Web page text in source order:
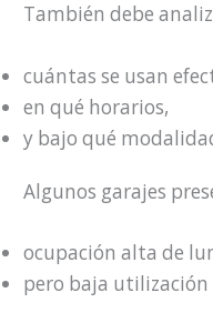
También debe
cuántas se usan
en qué horarios,
y bajo qué
Algunos garajes
ocupación alta de
pero baja utilización